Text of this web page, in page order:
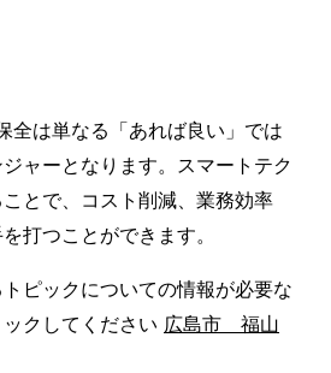
全は単なる「あれば良い」では
ャーとなります。スマートテク
とで、コスト削減、業務効率
打つことができます。
ピックについての情報が必要な
クしてください 広島市 福山